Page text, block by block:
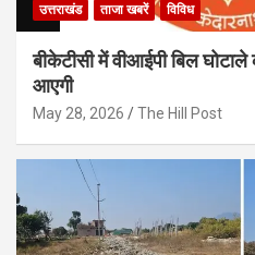
उत्तराखंड ताजा खबरें विविध
बीकेटीसी में वीआईपी बिल घोटाले
आएगी
May 28, 2026 The Hill Post